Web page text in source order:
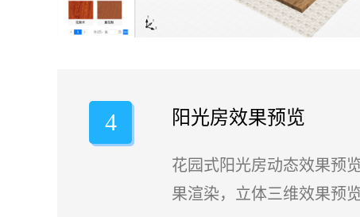
4 阳光房效果预览
花园式阳光房动态效果预
果渲染，立体三维效果预